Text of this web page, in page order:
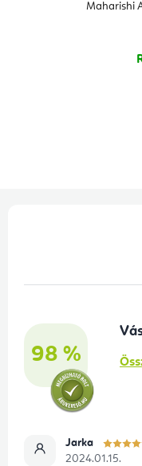
Maharishi
98 %
Jarka
2024.01.15.